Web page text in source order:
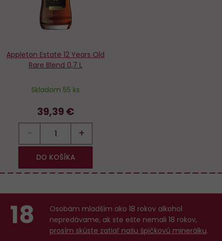
Appleton Estate 12 Years Old
Rare Blend 0,7 L
Skladom 55 ks
39,39 €
− +
DO KOŠÍKA
18
Osobám mladším ako 18 rokov alkohol
nepredávame, ak ste ešte nemali 18 rokov,
prosím skúste zatiaľ našu špičkovú minerálku.